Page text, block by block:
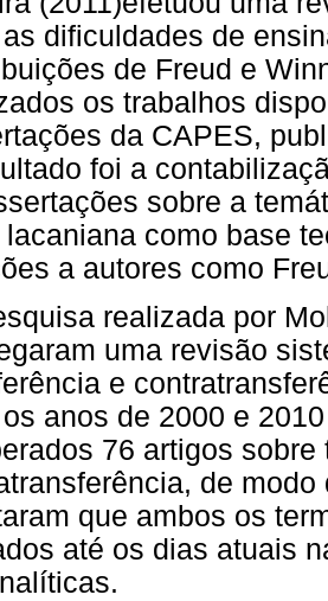
dificuldades de
de Freud e
os trabalhos
da CAPES,
foi a
sobre a
como base
a autores como
realizada por
uma revisão
e
anos de 2000 e
76 artigos
de
que ambos os
até os dias atuais